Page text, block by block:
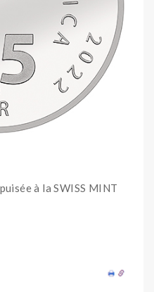
à la SWISS MINT